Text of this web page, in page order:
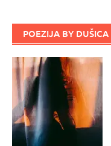
POEZIJA BY DUŠICA